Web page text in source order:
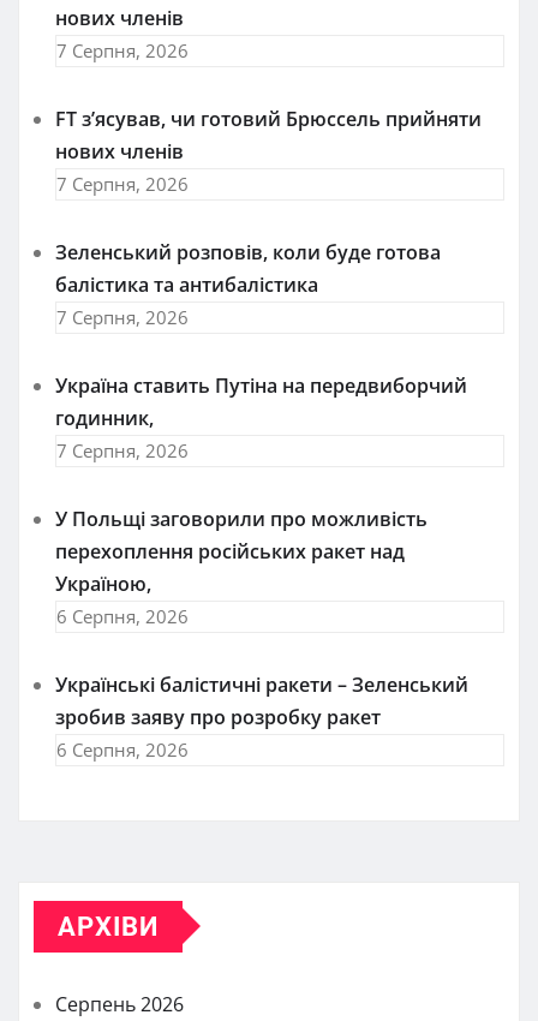
нових членів
7 Серпня, 2026
FT зʼясував, чи готовий Брюссель прийняти
нових членів
7 Серпня, 2026
Зеленський розповів, коли буде готова
балістика та антибалістика
7 Серпня, 2026
Україна ставить Путіна на передвиборчий
годинник,
7 Серпня, 2026
У Польщі заговорили про можливість
перехоплення російських ракет над
Україною,
6 Серпня, 2026
Українські балістичні ракети – Зеленський
зробив заяву про розробку ракет
6 Серпня, 2026
АРХІВИ
Серпень 2026